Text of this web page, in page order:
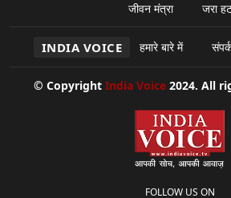
जीवन मंत्रा
जरा
INDIA VOICE हमारे बारे में
© Copyright India Voice 2024. All
FOLLOW US ON